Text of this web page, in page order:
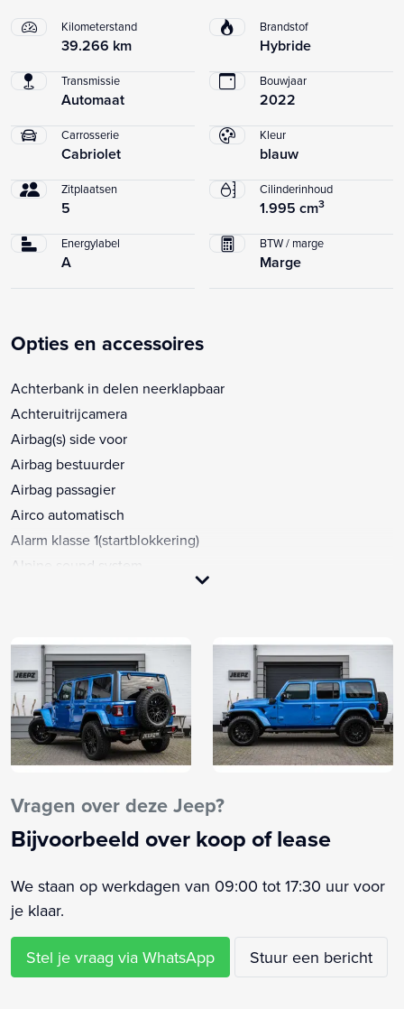
Kilometerstand
39.266 km
Brandstof
Hybride
Transmissie
Automaat
Bouwjaar
2022
Carrosserie
Cabriolet
Kleur
blauw
Zitplaatsen
5
Cilinderinhoud
1.995 cm3
Energylabel
A
BTW / marge
Marge
Opties en accessoires
Achterbank in delen neerklapbaar
Achteruitrijcamera
Airbag(s) side voor
Airbag bestuurder
Airbag passagier
Airco automatisch
Alarm klasse 1(startblokkering)
Alpine sound system
Audio installatie premium
Bandenspanningscontrolesysteem
Bestuurdersstoel in hoogte verstelbaar
Binnenspiegel automatisch dimmend
Bluetooth
Bluetooth telefoonvoorbereiding
Centrale vergrendeling met afstandsbediening
Connected services
Differentieel blokkering
Dimlichten automatisch
Elektronisch Stabiliteits Programma
Hardtop
Vragen over deze Jeep?
Bijvoorbeeld over koop of lease
We staan op werkdagen van 09:00 tot 17:30 uur voor
je klaar.
Stel je vraag via WhatsApp Stuur een bericht